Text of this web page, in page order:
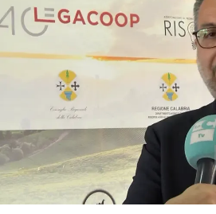
Economia e lavoro
Italia Mondo
Sanità
Sport
Cultura